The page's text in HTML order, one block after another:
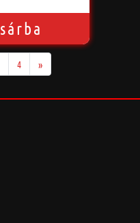
4 »